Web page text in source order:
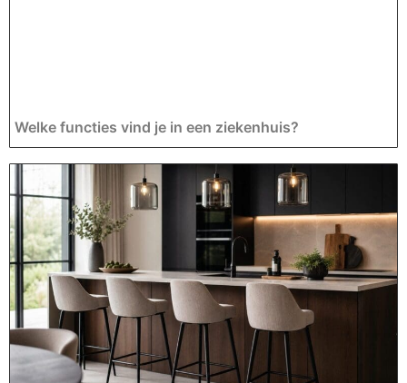
Welke functies vind je in een ziekenhuis?